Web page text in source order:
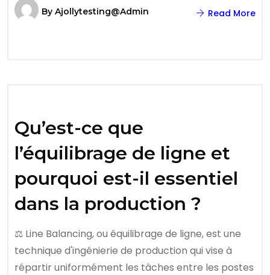
By Ajollytesting@admin Read More
Qu’est-ce que
l’équilibrage de ligne et
pourquoi est-il essentiel
dans la production ?
⚖️ Line Balancing, ou équilibrage de ligne, est une
technique d'ingénierie de production qui vise à
répartir uniformément les tâches entre les postes